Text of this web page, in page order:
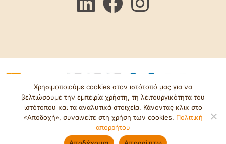
Αποχώρηση
Καλέστε τη
© Bawso 2025. Αριθμός Επιτροπής Φιλανθρωπικών Ιδρυμάτων:
1084854. Αριθμός Εταιρείας: 03152590. Ιστότοπος από
Δημιουργικό Accent
Χρησιμοποιούμε cookies στον ιστότοπό μας για να
βελτιώσουμε την εμπειρία χρήστη, τη λειτουργικότητα του
ιστότοπου και τα αναλυτικά στοιχεία. Κάνοντας κλικ στο
«Αποδοχή», συναινείτε στη χρήση των cookies. Πολιτική
απορρήτου